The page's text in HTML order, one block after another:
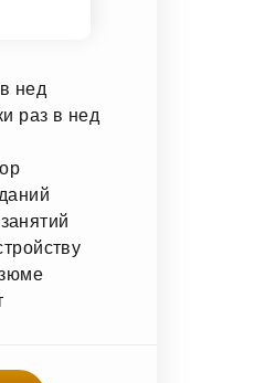
нед
раз в нед